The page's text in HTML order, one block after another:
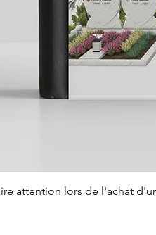
attention lors de l'achat